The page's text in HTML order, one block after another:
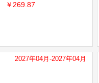
￥269.87
2027年04月-2027年04月